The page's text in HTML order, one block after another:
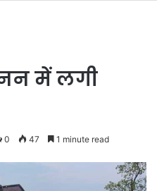
में लगी
0 47 1 minute read